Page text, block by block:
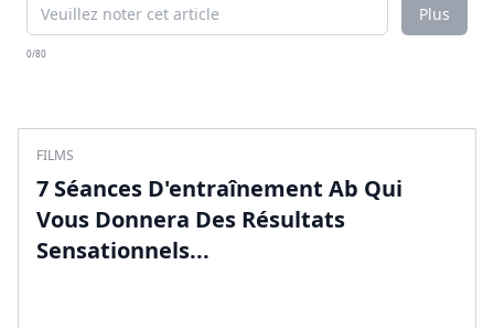
Plus
0/80
FILMS
7 Séances D'entraînement Ab Qui
Vous Donnera Des Résultats
Sensationnels...